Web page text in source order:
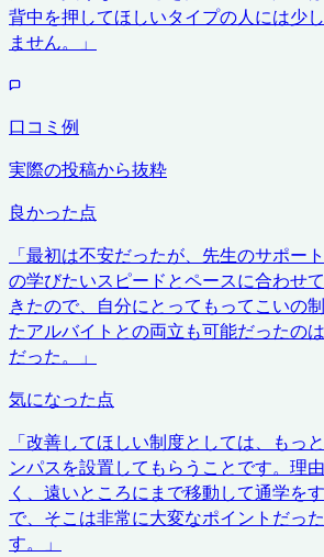
背中を押してほしいタイプの人には少
ません。
」
口コミ例
実際の投稿から抜粋
良かった点
「最初は不安だったが、先生のサポー
の学びたいスピードとペースに合わせ
きたので、自分にとってもってこいの
たアルバイトとの両立も可能だったの
だった。
」
気になった点
「改善してほしい制度としては、もっ
ンパスを設置してもらうことです。理
く、遠いところにまで移動して通学を
で、そこは非常に大変なポイントだっ
す。
」